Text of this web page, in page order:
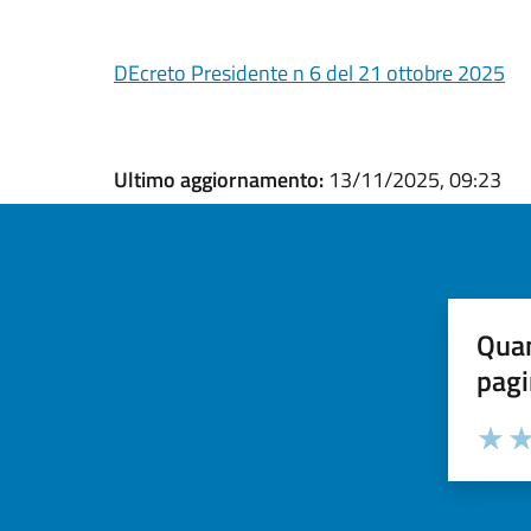
DEcreto Presidente n 6 del 21 ottobre 2025
Ultimo aggiornamento: 13/11/2025, 09:23
Valuta